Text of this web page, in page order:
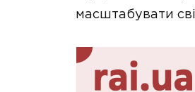
масштабувати